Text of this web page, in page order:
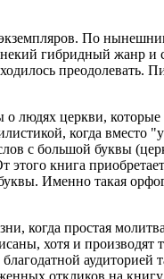
По
гибридный жанр и
преодолевать.
людях церкви,
когда вместо
с большой буквы
книга
Именно такая
когда простая
хотя и производят
аудиторией
откликов на